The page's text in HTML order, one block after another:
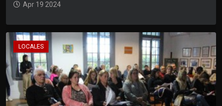
Apr 19 2024
LOCALES